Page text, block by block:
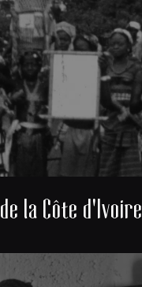
la Côte d'Ivoire